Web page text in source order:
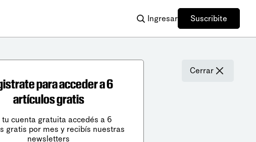
Ingresar Suscribite
Cerrar
para acceder a 6
artículos gratis
tu cuenta gratuita accedés a 6
gratis por mes y recibís nuestras
newsletters